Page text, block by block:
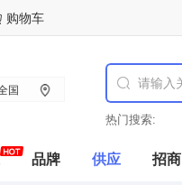
购物车
国
热门搜索:
品牌 供应 招商